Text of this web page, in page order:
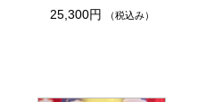
25,300円
（税込み）